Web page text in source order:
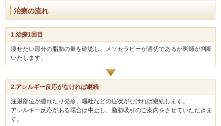
治療の流れ
1.治療1回目
痩せたい部分の脂肪の量を確認し、メソセラピーが適切であるか医師が判断
いたします。
2.アレルギー反応がなければ継続
注射部位が腫れたり発疹、嘔吐などの症状がなければ継続します。
アレルギー反応がある場合は中止し、脂肪吸引のご案内をさせていただきま
す。